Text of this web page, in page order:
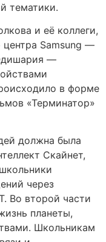
тематики.
и её коллеги,
центра Samsung —
—
в форме
«Терминатор»
должна была
Скайнет,
через
Во второй части
планеты,
Школьникам